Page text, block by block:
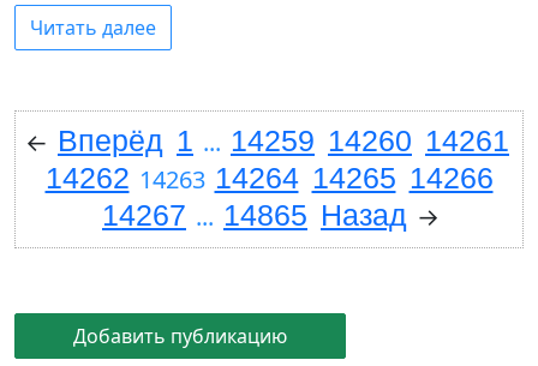
Добавить публикацию
Читать далее
← Вперёд 1 ... 14259 14260 14261
14262 14263 14264 14265 14266
14267 ... 14865 Назад →